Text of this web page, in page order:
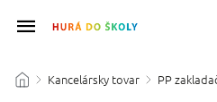
/ Kancelársky tovar / PP